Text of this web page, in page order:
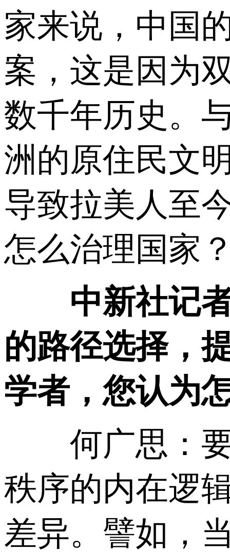
家来说，中国
案，这是因为
数千年历史。
洲的原住民文
导致拉美人至
怎么治理国家
中新社记
的路径选择，
学者，您认为
何广思：要
秩序的内在逻
差异。譬如，